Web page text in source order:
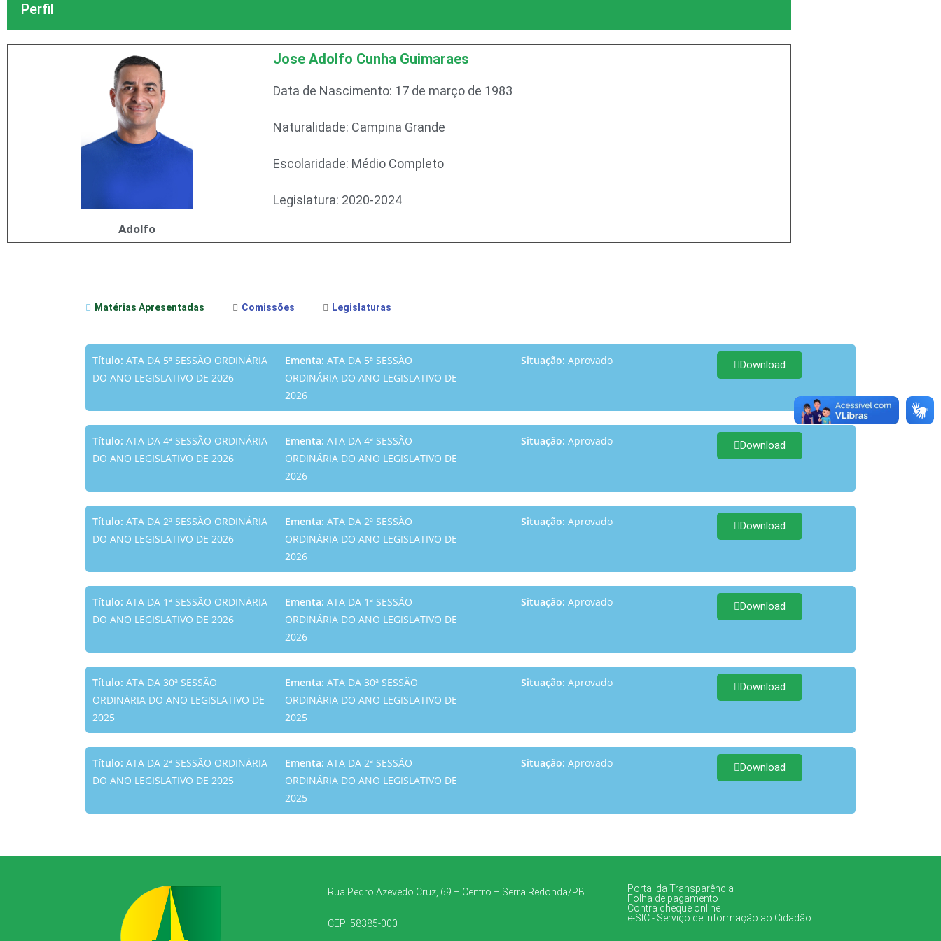
Perfil
Adolfo
Jose Adolfo Cunha Guimaraes
Data de Nascimento: 17 de março de 1983
Naturalidade: Campina Grande
Escolaridade: Médio Completo
Legislatura: 2020-2024
Matérias Apresentadas Comissões Legislaturas
Título: ATA DA 5ª SESSÃO ORDINÁRIA
DO ANO LEGISLATIVO DE 2026
Ementa: ATA DA 5ª SESSÃO
ORDINÁRIA DO ANO LEGISLATIVO DE
2026
Situação: Aprovado Download
Título: ATA DA 4ª SESSÃO ORDINÁRIA
DO ANO LEGISLATIVO DE 2026
Ementa: ATA DA 4ª SESSÃO
ORDINÁRIA DO ANO LEGISLATIVO DE
2026
Situação: Aprovado Download
Título: ATA DA 2ª SESSÃO ORDINÁRIA
DO ANO LEGISLATIVO DE 2026
Ementa: ATA DA 2ª SESSÃO
ORDINÁRIA DO ANO LEGISLATIVO DE
2026
Situação: Aprovado Download
Título: ATA DA 1ª SESSÃO ORDINÁRIA
DO ANO LEGISLATIVO DE 2026
Ementa: ATA DA 1ª SESSÃO
ORDINÁRIA DO ANO LEGISLATIVO DE
2026
Situação: Aprovado Download
Título: ATA DA 30ª SESSÃO
ORDINÁRIA DO ANO LEGISLATIVO DE
2025
Ementa: ATA DA 30ª SESSÃO
ORDINÁRIA DO ANO LEGISLATIVO DE
2025
Situação: Aprovado Download
Título: ATA DA 2ª SESSÃO ORDINÁRIA
DO ANO LEGISLATIVO DE 2025
Ementa: ATA DA 2ª SESSÃO
ORDINÁRIA DO ANO LEGISLATIVO DE
2025
Situação: Aprovado Download
Rua Pedro Azevedo Cruz, 69 – Centro – Serra Redonda/PB
CEP: 58385-000
Portal da Transparência
Folha de pagamento
Contra cheque online
e-SIC - Serviço de Informação ao Cidadão